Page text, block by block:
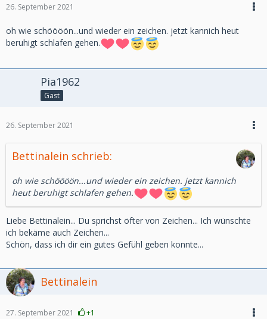
26. September 2021
oh wie schöööön...und wieder ein zeichen. jetzt kannich heut
beruhigt schlafen gehen.
Pia1962
Gast
26. September 2021
Bettinalein schrieb:
oh wie schöööön...und wieder ein zeichen. jetzt kannich
heut beruhigt schlafen gehen.
Liebe Bettinalein... Du sprichst öfter von Zeichen... Ich wünschte
ich bekäme auch Zeichen...
Schön, dass ich dir ein gutes Gefühl geben konnte...
Bettinalein
27. September 2021 +1